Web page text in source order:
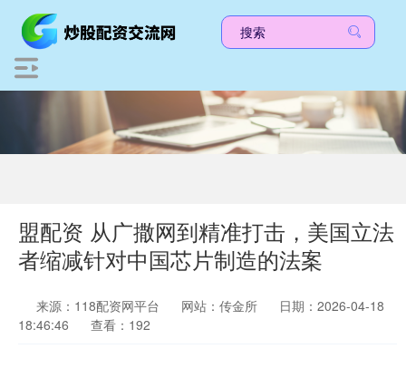
盟配资 从广撒网到精准打击，美国立法
者缩减针对中国芯片制造的法案
来源：118配资网平台 网站：传金所
日期：2026-04-18
18:46:46
查看：192